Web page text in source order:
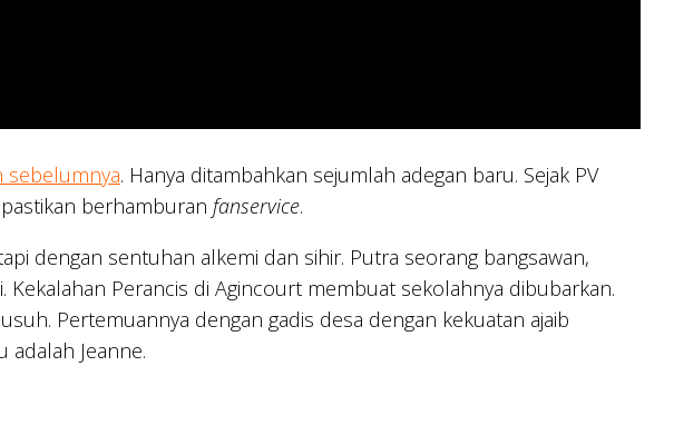
sebelumnya. Hanya ditambahkan sejumlah adegan baru. Sejak PV
berhamburan fanservice.
dengan sentuhan alkemi dan sihir. Putra seorang bangsawan,
Perancis di Agincourt membuat sekolahnya dibubarkan.
Pertemuannya dengan gadis desa dengan kekuatan ajaib
adalah Jeanne.